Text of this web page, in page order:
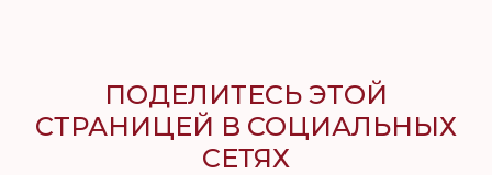
ПОДЕЛИТЕСЬ ЭТОЙ
СТРАНИЦЕЙ В СОЦИАЛЬНЫХ
СЕТЯХ